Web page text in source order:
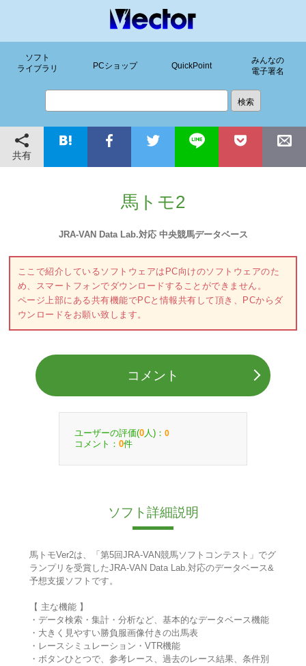
ソフト
ライブラリ
PCショップ QuickPoint
みんなの
電子署名
共有
馬トモ2
JRA-VAN Data Lab.対応 中央競馬データベース
ここで紹介しているソフトウェアはPC向けのソフトウェアのた
め、スマートフォンでダウンロードすることができません。
ページ上部にある共有機能でPCと情報共有して頂き、PCからダ
ウンロードをお願い致します。
コメント
ユーザーの評価(0 人)： 0
コメント： 0件
ソフト詳細説明
馬トモVer2は、「第5回JRA-VAN競馬ソフトコンテスト」でグ
ランプリを受賞したJRA-VAN Data Lab.対応のデータベース&
予想支援ソフトです。
【 主な機能 】
・データ検索・集計・分析など、基本的なデータベース機能
・大きく見やすい勝負服画像付きの出馬表
・レースシミュレーション・VTR機能
・ボタンひとつで、参考レース、過去のレース結果、条件別